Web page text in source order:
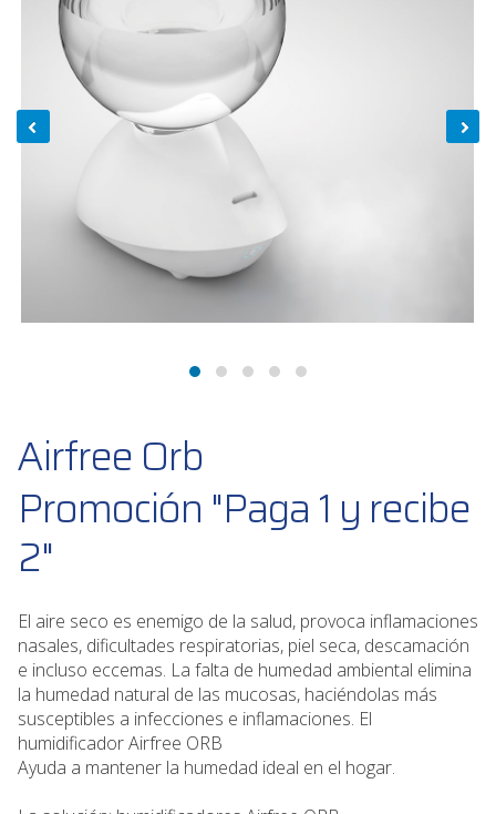
Airfree Orb
Promoción "Paga 1 y recibe
2"
El aire seco es enemigo de la salud, provoca inflamaciones
nasales, dificultades respiratorias, piel seca, descamación
e incluso eccemas. La falta de humedad ambiental elimina
la humedad natural de las mucosas, haciéndolas más
susceptibles a infecciones e inflamaciones. El
humidificador Airfree ORB
Ayuda a mantener la humedad ideal en el hogar.